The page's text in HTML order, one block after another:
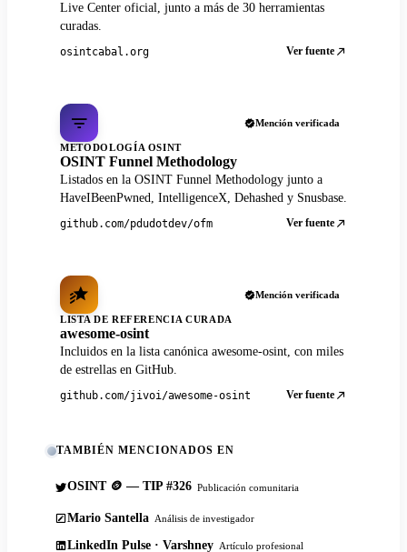
Live Center oficial, junto a más de 30 herramientas
curadas.
osintcabal.org Ver fuente
Mención verificada
METODOLOGÍA OSINT
OSINT Funnel Methodology
Listados en la OSINT Funnel Methodology junto a
HaveIBeenPwned, IntelligenceX, Dehashed y Snusbase.
github.com/pdudotdev/ofm Ver fuente
Mención verificada
LISTA DE REFERENCIA CURADA
awesome-osint
Incluidos en la lista canónica awesome-osint, con miles
de estrellas en GitHub.
github.com/jivoi/awesome-osint Ver fuente
TAMBIÉN MENCIONADOS EN
OSINT 🪙 — TIP #326 Publicación comunitaria
Mario Santella Análisis de investigador
LinkedIn Pulse · Varshney Artículo profesional